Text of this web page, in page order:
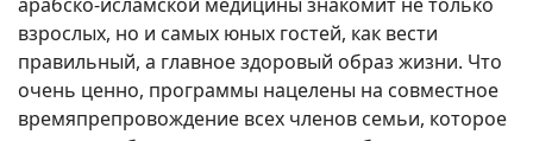
взрослых, но и самых юных гостей, как вести
правильный, а главное здоровый образ жизни. Что
очень ценно, программы нацелены на совместное
времяпрепровождение всех членов семьи, которое